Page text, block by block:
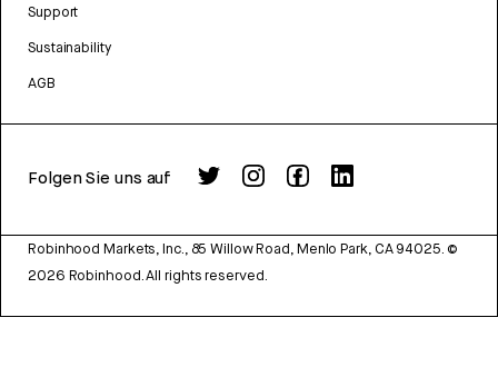
Support
Sustainability
AGB
Folgen Sie uns auf
Robinhood Markets, Inc., 85 Willow Road, Menlo Park, CA 94025. ©
2026 Robinhood. All rights reserved.